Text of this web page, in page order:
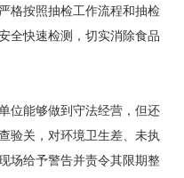
格按照抽检工作流程和抽检
全快速检测，切实消除食品
能够做到守法经营，但还
验关，对环境卫生差、未执
场给予警告并责令其限期整